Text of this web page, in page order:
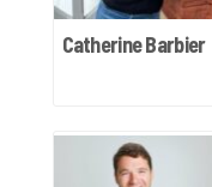
Catherine Barbier